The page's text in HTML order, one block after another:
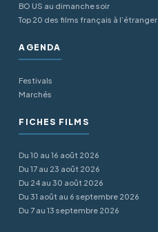
BO US au dimanche soir
Top 20 des films français à l’étranger
AGENDA
Festivals
Marchés
FICHES FILMS
Du 10 au 16 août 2026
Du 17 au 23 août 2026
Du 24 au 30 août 2026
Du 31 août au 6 septembre 2026
Du 7 au 13 septembre 2026